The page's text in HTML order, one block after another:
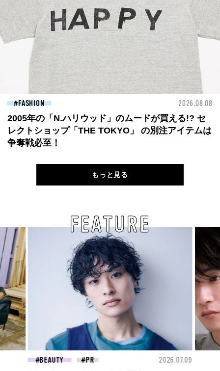
FASHION 2026.08.08
2005年の「N.ハリウッド」のムードが買える!? セ
レクトショップ「THE TOKYO」 の別注アイテムは
争奪戦必至！
もっと見る
FEATURE
FASHION 2026.07.09